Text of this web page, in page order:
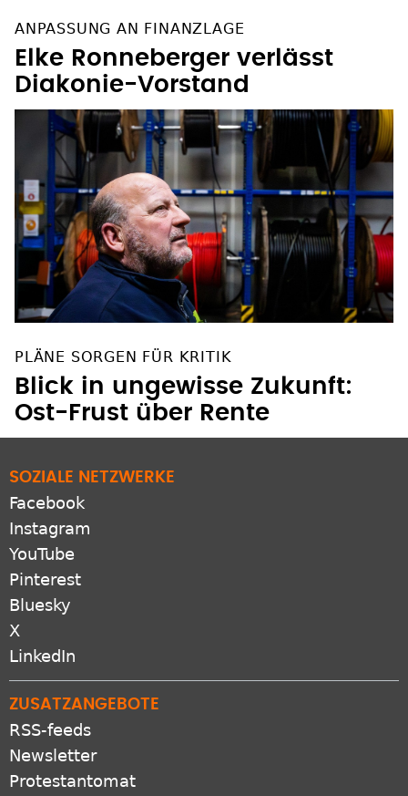
ANPASSUNG AN FINANZLAGE
Elke Ronneberger verlässt
Diakonie-Vorstand
PLÄNE SORGEN FÜR KRITIK
Blick in ungewisse Zukunft:
Ost-Frust über Rente
SOZIALE NETZWERKE
Facebook
Instagram
YouTube
Pinterest
Bluesky
X
LinkedIn
ZUSATZANGEBOTE
RSS-feeds
Newsletter
Protestantomat